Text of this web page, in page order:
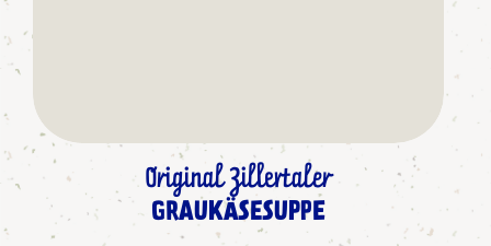
Original Zillertaler
GRAUKÄSESUPPE